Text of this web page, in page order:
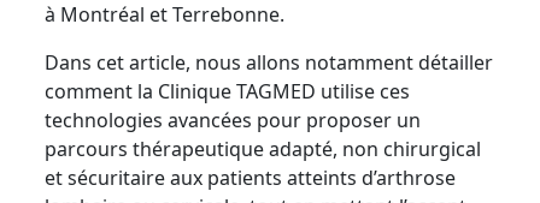
à Montréal et Terrebonne.
Dans cet article, nous allons notamment détailler
comment la Clinique TAGMED utilise ces
technologies avancées pour proposer un
parcours thérapeutique adapté, non chirurgical
et sécuritaire aux patients atteints d’arthrose